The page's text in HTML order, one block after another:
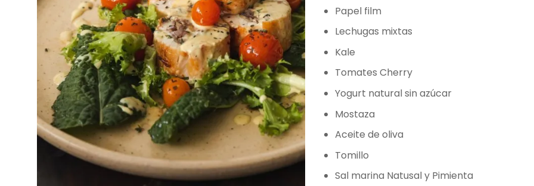
Papel film
Lechugas mixtas
Kale
Tomates Cherry
Yogurt natural sin azúcar
Mostaza
Aceite de oliva
Tomillo
Sal marina Natusal y Pimienta